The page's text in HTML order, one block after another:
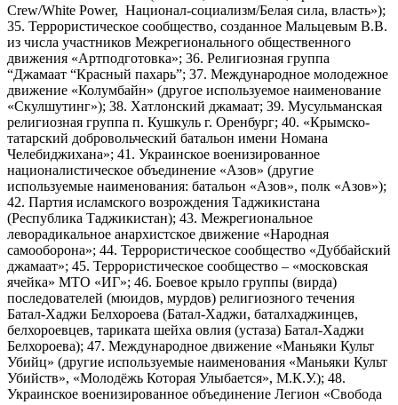
Crew/White Power, Национал-социализм/Белая сила, власть»);
35. Террористическое сообщество, созданное Мальцевым В.В.
из числа участников Межрегионального общественного
движения «Артподготовка»; 36. Религиозная группа
“Джамаат “Красный пахарь”; 37. Международное молодежное
движение «Колумбайн» (другое используемое наименование
«Скулшутинг»); 38. Хатлонский джамаат; 39. Мусульманская
религиозная группа п. Кушкуль г. Оренбург; 40. «Крымско-
татарский добровольческий батальон имени Номана
Челебиджихана»; 41. Украинское военизированное
националистическое объединение «Азов» (другие
используемые наименования: батальон «Азов», полк «Азов»);
42. Партия исламского возрождения Таджикистана
(Республика Таджикистан); 43. Межрегиональное
леворадикальное анархистское движение «Народная
самооборона»; 44. Террористическое сообщество «Дуббайский
джамаат»; 45. Террористическое сообщество – «московская
ячейка» МТО «ИГ»; 46. Боевое крыло группы (вирда)
последователей (мюидов, мурдов) религиозного течения
Батал-Хаджи Белхороева (Батал-Хаджи, баталхаджинцев,
белхороевцев, тариката шейха овлия (устаза) Батал-Хаджи
Белхороева); 47. Международное движение «Маньяки Культ
Убийц» (другие используемые наименования «Маньяки Культ
Убийств», «Молодёжь Которая Улыбается», М.К.У.); 48.
Украинское военизированное объединение Легион «Свобода